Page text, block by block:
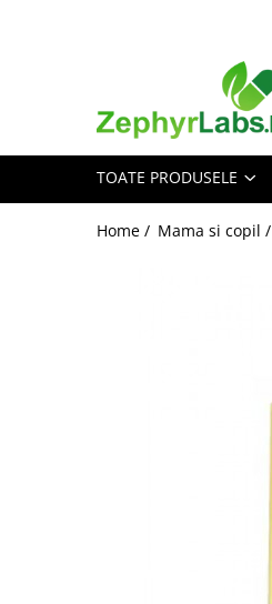
Alimentatie sanatoasa
TOATE PRODUSELE
Home / Mama si copil /